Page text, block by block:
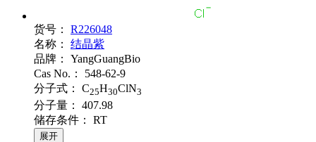
货号：
R226048
名称：
结晶紫
品牌：
YangGuangBio
Cas No.：
548-62-9
分子式：
C25H30ClN3
分子量：
407.98
储存条件：
RT
展开